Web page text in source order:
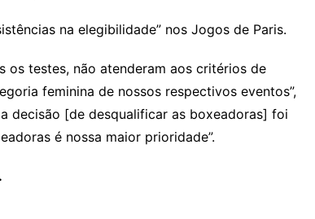
na elegibilidade” nos Jogos de Paris.
os testes, não atenderam aos critérios de
feminina de nossos respectivos eventos”,
decisão [de desqualificar as boxeadoras] foi
é nossa maior prioridade”.